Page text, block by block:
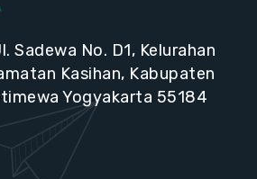
Sadewa No. D1, Kelurahan
Kasihan, Kabupaten
Yogyakarta 55184